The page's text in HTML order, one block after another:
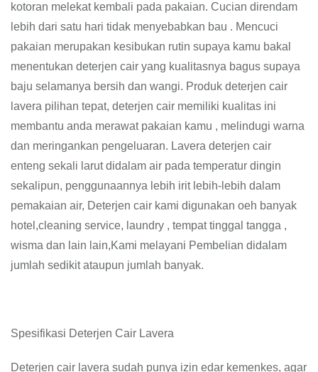
kotoran melekat kembali pada pakaian. Cucian direndam
lebih dari satu hari tidak menyebabkan bau . Mencuci
pakaian merupakan kesibukan rutin supaya kamu bakal
menentukan deterjen cair yang kualitasnya bagus supaya
baju selamanya bersih dan wangi. Produk deterjen cair
lavera pilihan tepat, deterjen cair memiliki kualitas ini
membantu anda merawat pakaian kamu , melindugi warna
dan meringankan pengeluaran. Lavera deterjen cair
enteng sekali larut didalam air pada temperatur dingin
sekalipun, penggunaannya lebih irit lebih-lebih dalam
pemakaian air, Deterjen cair kami digunakan oeh banyak
hotel,cleaning service, laundry , tempat tinggal tangga ,
wisma dan lain lain,Kami melayani Pembelian didalam
jumlah sedikit ataupun jumlah banyak.
Spesifikasi Deterjen Cair Lavera
Deterjen cair lavera sudah punya izin edar kemenkes, agar